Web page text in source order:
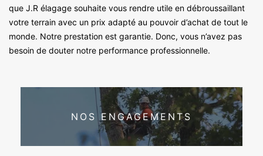
que J.R élagage souhaite vous rendre utile en débroussaillant
votre terrain avec un prix adapté au pouvoir d’achat de tout le
monde. Notre prestation est garantie. Donc, vous n’avez pas
besoin de douter notre performance professionnelle.
NOS ENGAGEMENTS